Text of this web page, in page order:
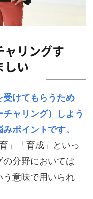
ャリングす
しい
けてもらうため
ャリング）しよう
ポイントです。
」「育成」といっ
の分野においては
う意味で用いられ